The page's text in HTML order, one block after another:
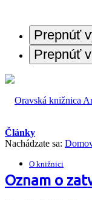
Prepnúť
Prepnúť
O knižnici
Články
Nachádzate sa:
Oznam o